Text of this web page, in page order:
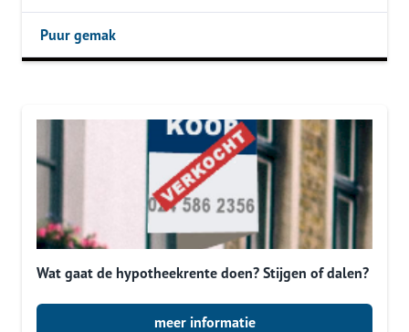
Puur gemak
Wat gaat de hypotheekrente doen? Stijgen of dalen?
meer informatie